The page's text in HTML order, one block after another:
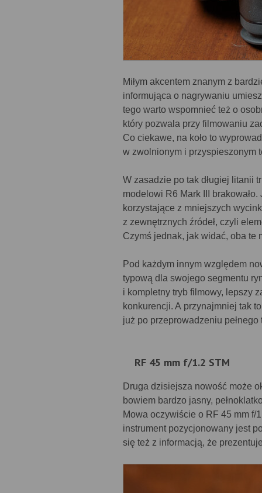
Miłym akcentem znanym z
informująca o nagrywaniu
tego warto wspomnieć też o
który pozwala przy filmowaniu
Co ciekawe, na koło to
w zwolnionym i przyspieszonym
W zasadzie po tak długiej litanii
modelowi R6 Mark III
korzystające z mniejszych
z zewnętrznych źródeł, czyli
Czymś jednak, jak widać, oba te
Pod każdym innym względem
typową dla swojego segmentu
i kompletny tryb filmowy, lepszy
konkurencji. A przynajmniej tak
już po przeprowadzeniu
RF 45 mm f/1.2 STM
Druga dzisiejsza nowość może
bowiem bardzo jasny,
Mowa oczywiście o RF 45 mm f/
instrument pozycjonowany jest
się też z informacją, że